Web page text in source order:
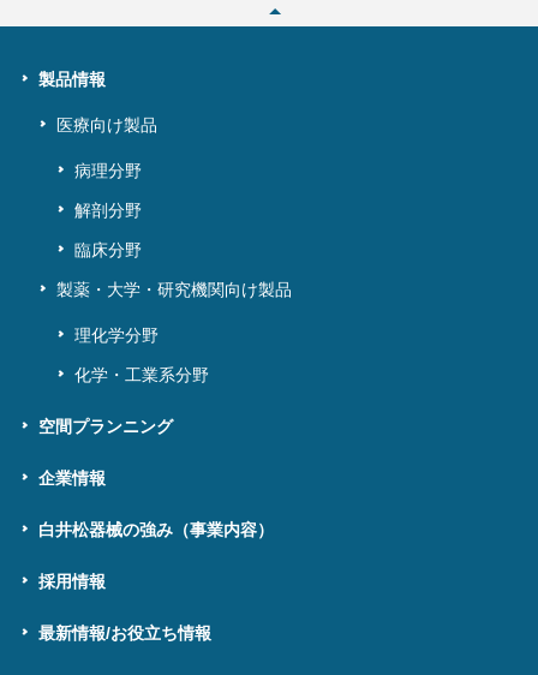
製品情報
医療向け製品
病理分野
解剖分野
臨床分野
製薬・大学・研究機関向け製品
理化学分野
化学・工業系分野
空間プランニング
企業情報
白井松器械の強み（事業内容）
採用情報
最新情報/お役立ち情報